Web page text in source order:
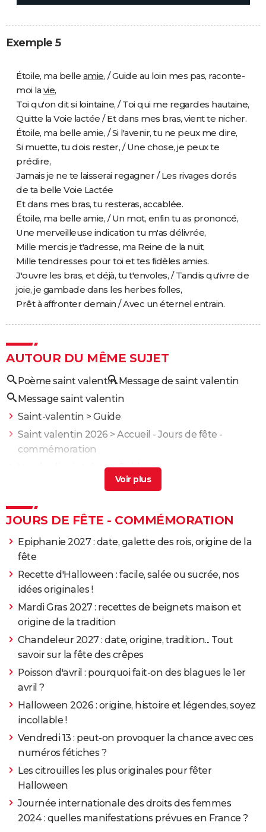
Exemple 5
Étoile, ma belle amie, / Guide au loin mes pas, raconte-
moi la vie,
Toi qu'on dit si lointaine, / Toi qui me regardes hautaine,
Quitte la Voie lactée / Et dans mes bras, vient te nicher.
Étoile, ma belle amie, / Si l'avenir, tu ne peux me dire,
Si muette, tu dois rester, / Une chose, je peux te
prédire,
Jamais je ne te laisserai regagner / Les rivages dorés
de ta belle Voie Lactée
Et dans mes bras, tu resteras, accablée.
Étoile, ma belle amie, / Un mot, enfin tu as prononcé,
Une merveilleuse indication tu m'as délivrée,
Mille mercis je t'adresse, ma Reine de la nuit,
Mille tendresses pour toi et tes fidèles amies.
J'ouvre les bras, et déjà, tu t'envoles, / Tandis qu'ivre de
joie, je gambade dans les herbes folles,
Prêt à affronter demain / Avec un éternel entrain.
AUTOUR DU MÊME SUJET
Poème saint valentin Message de saint valentin
Message saint valentin
Saint-valentin > Guide
Saint valentin 2026 > Accueil - Jours de fête -
commémoration
Vendredi saint date> Guide
Canal saint martin métro> Guide
JOURS DE FÊTE - COMMÉMORATION
Epiphanie 2027 : date, galette des rois, origine de la
fête
Recette d'Halloween : facile, salée ou sucrée, nos
idées originales !
Mardi Gras 2027 : recettes de beignets maison et
origine de la tradition
Chandeleur 2027 : date, origine, tradition... Tout
savoir sur la fête des crêpes
Poisson d'avril : pourquoi fait-on des blagues le 1er
avril ?
Halloween 2026 : origine, histoire et légendes, soyez
incollable !
Vendredi 13 : peut-on provoquer la chance avec ces
numéros fétiches ?
Les citrouilles les plus originales pour fêter
Halloween
Journée internationale des droits des femmes
2024 : quelles manifestations prévues en France ?